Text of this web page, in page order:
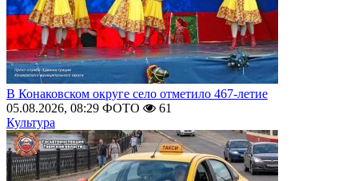
В Конаковском округе село отметило 467-летие
05.08.2026, 08:29 ФОТО
61
Культура